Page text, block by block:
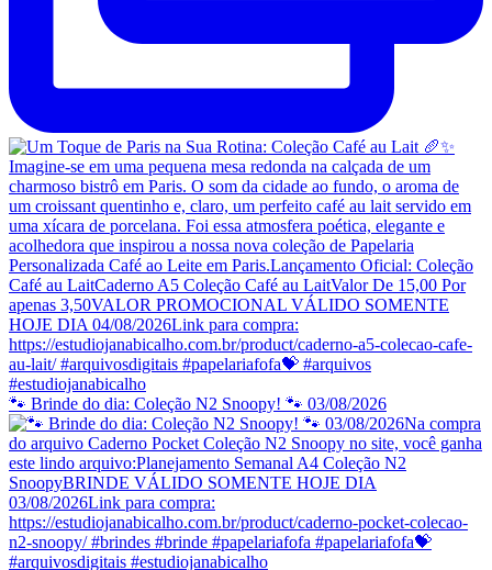
🐾 Brinde do dia: Coleção N2 Snoopy! 🐾 03/08/2026